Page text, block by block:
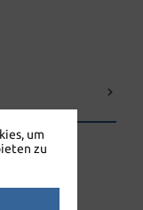
um
zu